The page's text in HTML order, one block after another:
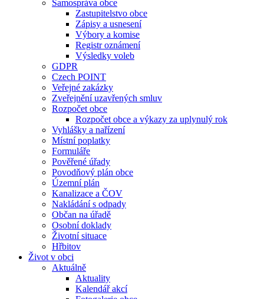
Samospráva obce
Zastupitelstvo obce
Zápisy a usnesení
Výbory a komise
Registr oznámení
Výsledky voleb
GDPR
Czech POINT
Veřejné zakázky
Zveřejnění uzavřených smluv
Rozpočet obce
Rozpočet obce a výkazy za uplynulý rok
Vyhlášky a nařízení
Místní poplatky
Formuláře
Pověřené úřady
Povodňový plán obce
Územní plán
Kanalizace a ČOV
Nakládání s odpady
Občan na úřadě
Osobní doklady
Životní situace
Hřbitov
Život v obci
Aktuálně
Aktuality
Kalendář akcí